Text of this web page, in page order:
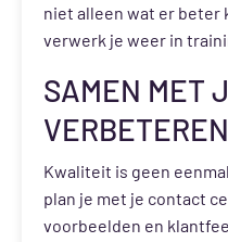
niet alleen wat er beter
verwerk je weer in
SAMEN MET
VERBETEREN
Kwaliteit is geen
plan je met je contact
voorbeelden en